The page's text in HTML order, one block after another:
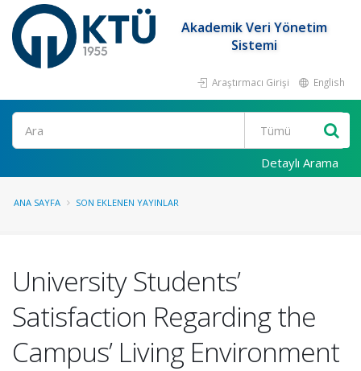
Akademik Veri Yönetim
Sistemi
Araştırmacı Girişi English
Ara
Detaylı Arama
ANA SAYFA SON EKLENEN YAYINLAR
University Students’
Satisfaction Regarding the
Campus’ Living Environment